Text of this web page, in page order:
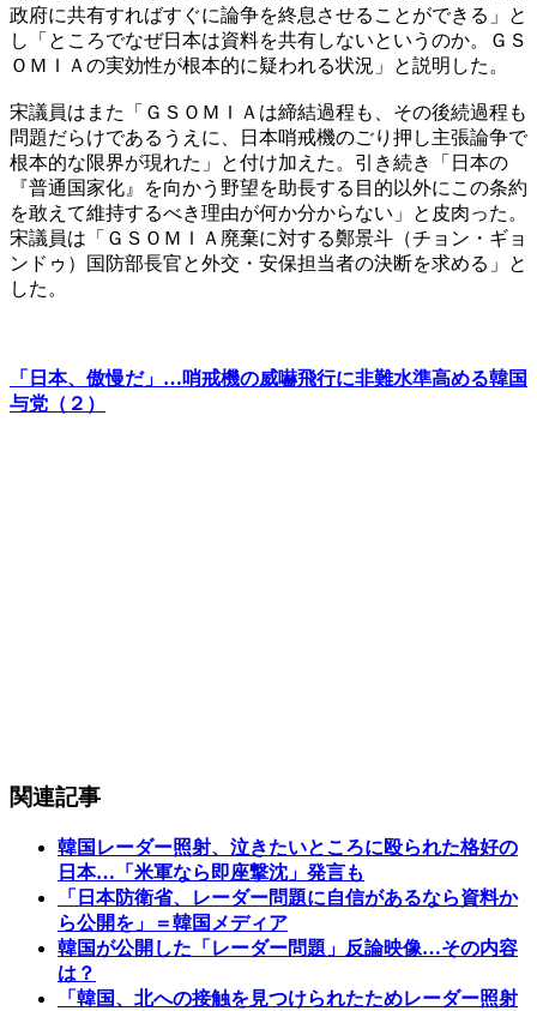
政府に共有すればすぐに論争を終息させることができる」と
し「ところでなぜ日本は資料を共有しないというのか。ＧＳ
ＯＭＩＡの実効性が根本的に疑われる状況」と説明した。
宋議員はまた「ＧＳＯＭＩＡは締結過程も、その後続過程も
問題だらけであるうえに、日本哨戒機のごり押し主張論争で
根本的な限界が現れた」と付け加えた。引き続き「日本の
『普通国家化』を向かう野望を助長する目的以外にこの条約
を敢えて維持するべき理由が何か分からない」と皮肉った。
宋議員は「ＧＳＯＭＩＡ廃棄に対する鄭景斗（チョン・ギョ
ンドゥ）国防部長官と外交・安保担当者の決断を求める」と
した。
「日本、傲慢だ」…哨戒機の威嚇飛行に非難水準高める韓国
与党（２）
関連記事
韓国レーダー照射、泣きたいところに殴られた格好の
日本…「米軍なら即座撃沈」発言も
「日本防衛省、レーダー問題に自信があるなら資料か
ら公開を」＝韓国メディア
韓国が公開した「レーダー問題」反論映像…その内容
は？
「韓国、北への接触を見つけられたためレーダー照射